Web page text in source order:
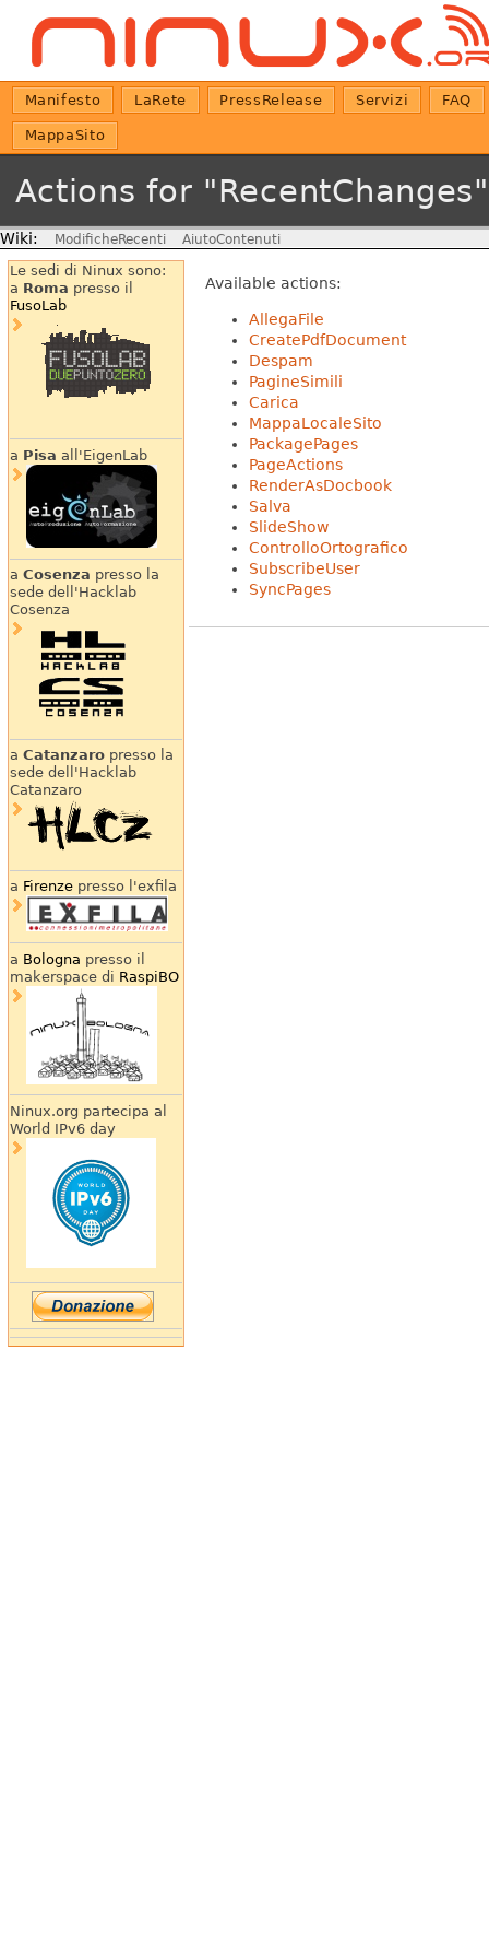
Manifesto LaRete PressRelease Servizi FAQ
MappaSito
Actions for "RecentChanges"
Wiki: ModificheRecenti AiutoContenuti
Le sedi di Ninux sono:
a Roma presso il
FusoLab
a Pisa all'EigenLab
a Cosenza presso la
sede dell'Hacklab
Cosenza
a Catanzaropresso la
sede dell'Hacklab
Catanzaro
a Firenzepresso l'exfila
a Bologna presso il
makerspace di RaspiBO
Ninux.org partecipa al
World IPv6 day
Available actions:
AllegaFile
CreatePdfDocument
Despam
PagineSimili
Carica
MappaLocaleSito
PackagePages
PageActions
RenderAsDocbook
Salva
SlideShow
ControlloOrtografico
SubscribeUser
SyncPages